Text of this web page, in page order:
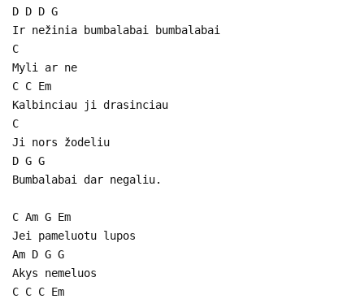
D D D G
Ir nežinia bumbalabai bumbalabai
C
Myli ar ne
C C Em
Kalbinciau ji drasinciau
C
Ji nors žodeliu
D G G
Bumbalabai dar negaliu.
C Am G Em
Jei pameluotu lupos
Am D G G
Akys nemeluos
C C C Em